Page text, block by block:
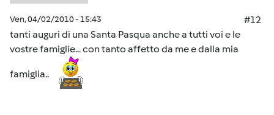
Ven, 04/02/2010 - 15:43
#12
tanti auguri di una Santa Pasqua anche a tutti voi e le
vostre famiglie... con tanto affetto da me e dalla mia
famiglia..